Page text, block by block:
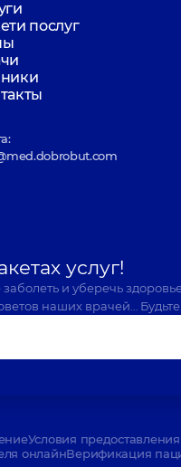
послуг
услуг!
и уберечь
наших врачей…
Условия
онлайнВерификация